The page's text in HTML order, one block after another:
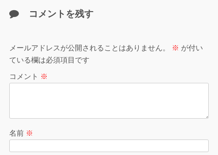
コメントを残す
メールアドレスが公開されることはありません。 ※ が付い
ている欄は必須項目です
コメント ※
名前 ※